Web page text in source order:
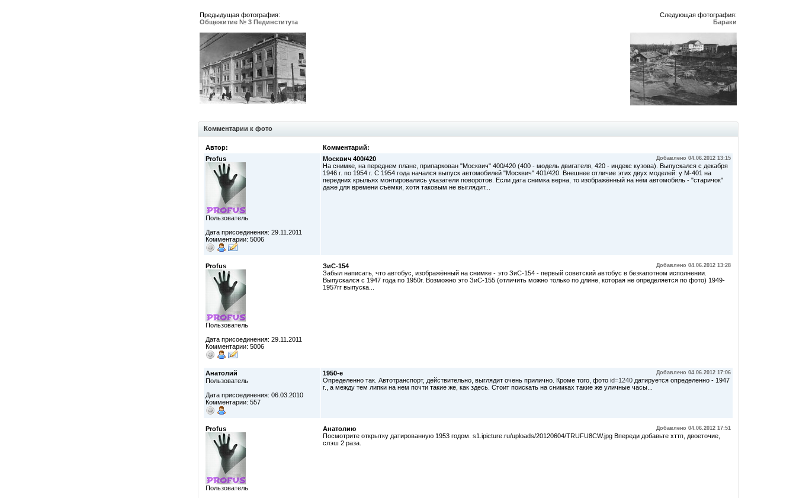
Предыдущая фотография:
Общежитие № 3 Пединститута
Следующая фотография:
Бараки
Комментарии к фото
Автор:
Комментарий:
Profus
Пользователь
Дата присоединения: 29.11.2011
Комментарии: 5006
Москвич 400/420 Добавлено 04.06.2012 13:15
На снимке, на переднем плане, припаркован "Москвич" 400/420 (400 - модель двигателя, 420 - индекс кузова). Выпускался с декабря
1946 г. по 1954 г. С 1954 года начался выпуск автомобилей "Москвич" 401/420. Внешнее отличие этих двух моделей: у М-401 на
передних крыльях монтировались указатели поворотов. Если дата снимка верна, то изображённый на нём автомобиль - "старичок"
даже для времени съёмки, хотя таковым не выглядит...
Profus
Пользователь
Дата присоединения: 29.11.2011
Комментарии: 5006
ЗиС-154 Добавлено 04.06.2012 13:28
Забыл написать, что автобус, изображённый на снимке - это ЗиС-154 - первый советский автобус в безкапотном исполнении.
Выпускался с 1947 года по 1950г. Возможно это ЗиС-155 (отличить можно только по длине, которая не определяется по фото) 1949-
1957гг выпуска...
Анатолий
Пользователь
Дата присоединения: 06.03.2010
Комментарии: 557
1950-е Добавлено 04.06.2012 17:06
Определенно так. Автотранспорт, действительно, выглядит очень прилично. Кроме того, фото id=1240 датируется определенно - 1947
г., а между тем липки на нем почти такие же, как здесь. Стоит поискать на снимках такие же уличные часы...
Profus
Пользователь
Анатолию Добавлено 04.06.2012 17:51
Посмотрите открытку датированную 1953 годом. s1.ipicture.ru/uploads/20120604/TRUFU8CW.jpg Впереди добавьте хттп, двоеточие,
слэш 2 раза.